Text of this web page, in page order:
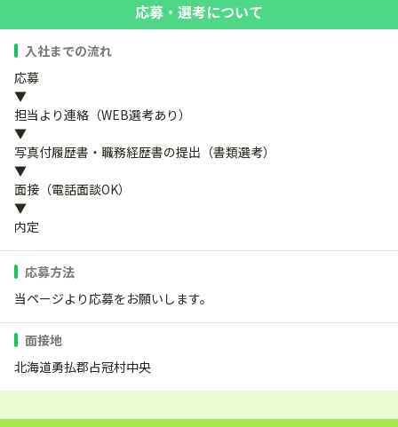
応募・選考について
入社までの流れ
応募
▼
担当より連絡（WEB選考あり）
▼
写真付履歴書・職務経歴書の提出（書類選考）
▼
面接（電話面談OK）
▼
内定
応募方法
当ページより応募をお願いします。
面接地
北海道勇払郡占冠村中央